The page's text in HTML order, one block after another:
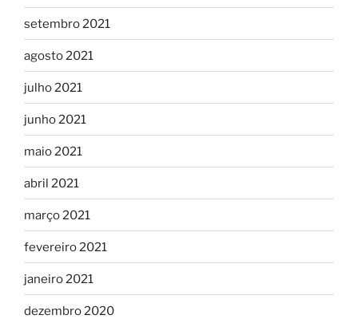
setembro 2021
agosto 2021
julho 2021
junho 2021
maio 2021
abril 2021
março 2021
fevereiro 2021
janeiro 2021
dezembro 2020